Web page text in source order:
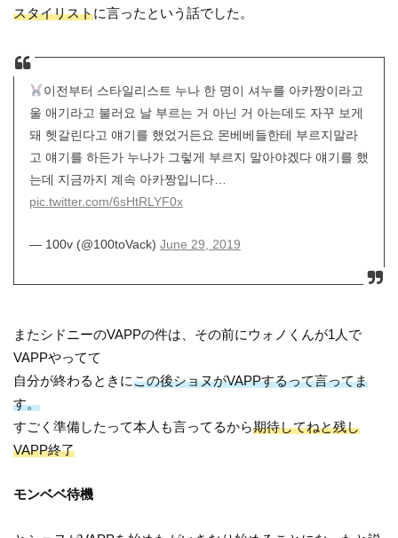
スタイリストに言ったという話でした。
이전부터 스타일리스트 누나 한 명이 셔누를 아카짱이라고
울 애기라고 불러요 날 부르는 거 아닌 거 아는데도 자꾸 보게
돼 헷갈린다고 얘기를 했었거든요 몬베베들한테 부르지말라
고 얘기를 하든가 누나가 그렇게 부르지 말아야겠다 얘기를 했
는데 지금까지 계속 아카짱입니다…
pic.twitter.com/6sHtRLYF0x
— 100v (@100toVack) June 29, 2019
またシドニーのVAPPの件は、その前にウォノくんが1人で
VAPPやってて
自分が終わるときにこの後ショヌがVAPPするって言ってま
す。
すごく準備したって本人も言ってるから期待してねと残し
VAPP終了
モンベベ待機